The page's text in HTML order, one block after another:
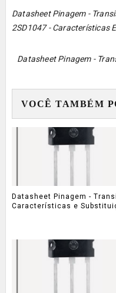
Datasheet Pinagem -
2SD1047 - Características
Datasheet Pinagem -
VOCÊ TAMBÉM
Datasheet Pinagem -
Características e